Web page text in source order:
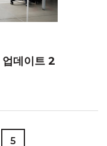
데이트 2
5